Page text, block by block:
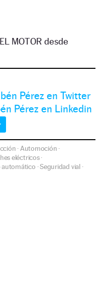
MOTOR desde
Pérez en Twitter
Pérez en Linkedin
·Automoción ·
eléctricos·
automático ·Seguridad vial·